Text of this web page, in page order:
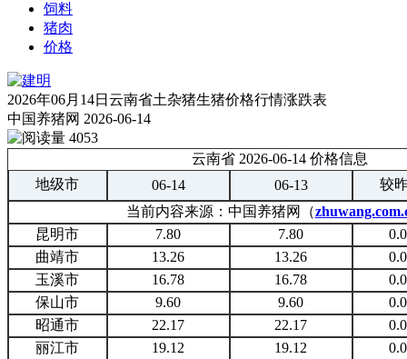
饲料
猪肉
价格
2026年06月14日云南省土杂猪生猪价格行情涨跌表
中国养猪网 2026-06-14
4053
云南省 2026-06-14 价格信息
地级市
06-14 06-13
较
当前内容来源：中国养猪网（
昆明市
7.80 7.80
曲靖市
13.26 13.26
玉溪市
16.78 16.78
保山市
9.60 9.60
昭通市
22.17 22.17
丽江市
19.12 19.12